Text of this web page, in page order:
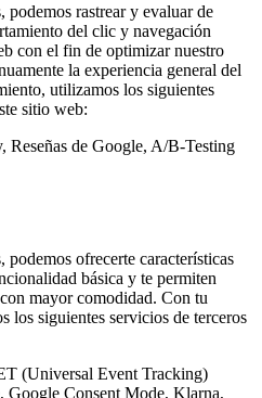
podemos rastrear y evaluar de
del clic y navegación
con el fin de optimizar nuestro
la experiencia general del
utilizamos los siguientes
sitio web:
Reseñas de Google, A/B-Testing
podemos ofrecerte características
básica y te permiten
mayor comodidad. Con tu
los siguientes servicios de terceros
(Universal Event Tracking)
Google Consent Mode, Klarna,